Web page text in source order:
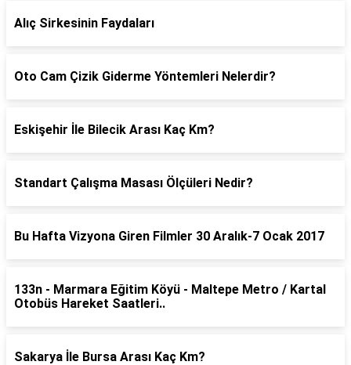
Alıç Sirkesinin Faydaları
Oto Cam Çizik Giderme Yöntemleri Nelerdir?
Eskişehir İle Bilecik Arası Kaç Km?
Standart Çalışma Masası Ölçüleri Nedir?
Bu Hafta Vizyona Giren Filmler 30 Aralık-7 Ocak 2017
133n - Marmara Eğitim Köyü - Maltepe Metro / Kartal
Otobüs Hareket Saatleri..
Sakarya İle Bursa Arası Kaç Km?